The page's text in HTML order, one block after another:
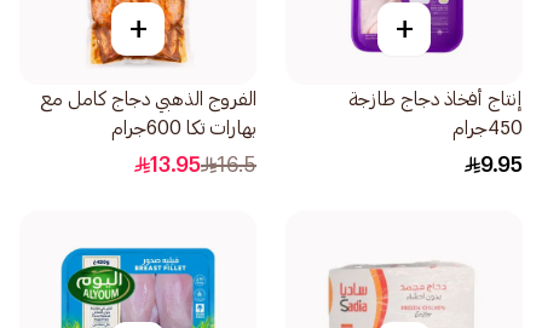
+
إنتاج أفخاذ دجاج طازجة
450جرام
9.95
+
الفروج الذهبي دجاج كامل مع
بهارات تكا 600جرام
16.5
13.95